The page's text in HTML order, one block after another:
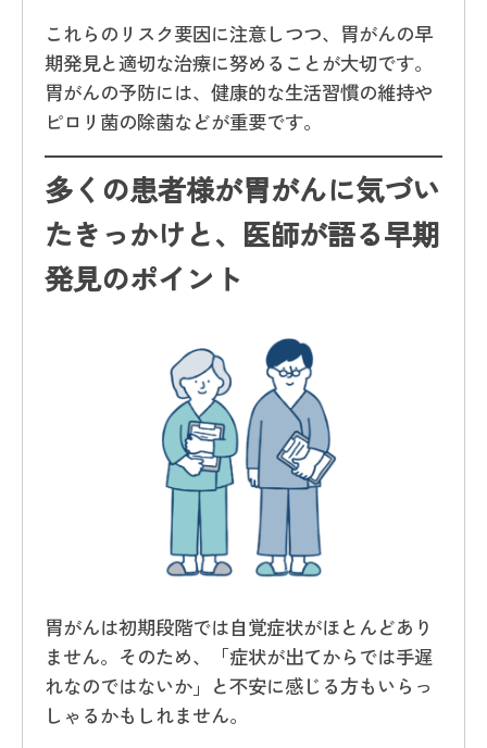
これらのリスク要因に注意しつつ、胃がんの早
期発見と適切な治療に努めることが大切です。
胃がんの予防には、健康的な生活習慣の維持や
ピロリ菌の除菌などが重要です。
多くの患者様が胃がんに気づい
たきっかけと、医師が語る早期
発見のポイント
胃がんは初期段階では自覚症状がほとんどあり
ません。そのため、「症状が出てからでは手遅
れなのではないか」と不安に感じる方もいらっ
しゃるかもしれません。